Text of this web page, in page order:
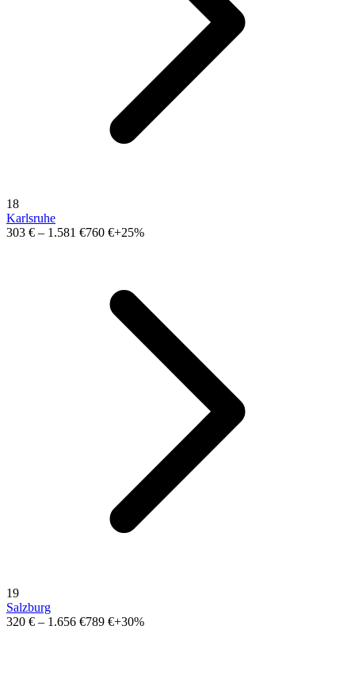
18
Karlsruhe
303 € – 1.581 €760 €+25%
19
Salzburg
320 € – 1.656 €789 €+30%